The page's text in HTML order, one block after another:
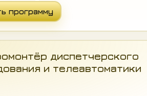
программу
диспетчерского
и телеавтоматики